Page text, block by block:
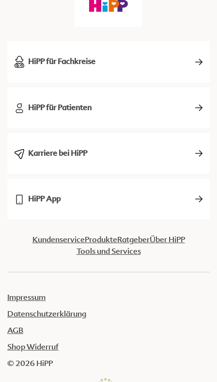
HiPP für Fachkreise
HiPP für Patienten
Karriere bei HiPP
HiPP App
KundenserviceProdukteRatgeberÜber HiPP
Tools und Services
Impressum
Datenschutzerklärung
AGB
Shop Widerruf
© 2026 HiPP